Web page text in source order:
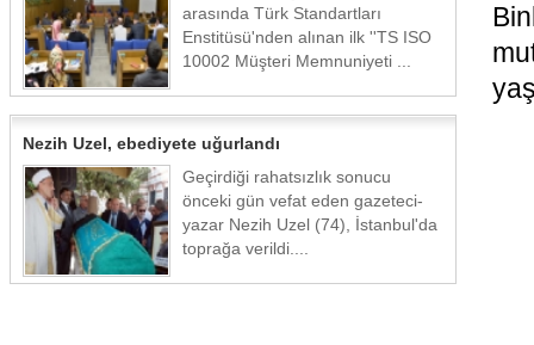
arasında Türk Standartları
Enstitüsü'nden alınan ilk ''TS ISO
10002 Müşteri Memnuniyeti ...
Nezih Uzel, ebediyete uğurlandı
Geçirdiği rahatsızlık sonucu
önceki gün vefat eden gazeteci-
yazar Nezih Uzel (74), İstanbul'da
toprağa verildi....